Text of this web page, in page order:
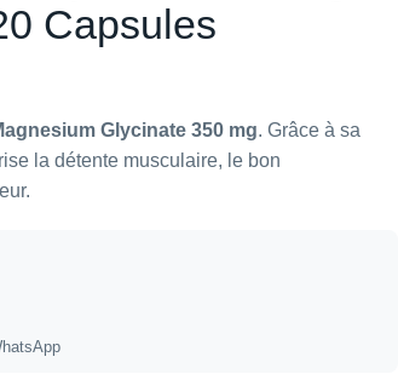
Capsules
Glycinate 350 mg. Grâce à sa
la détente musculaire, le bon